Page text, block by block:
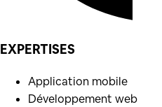
EXPERTISES
Application mobile
Développement web